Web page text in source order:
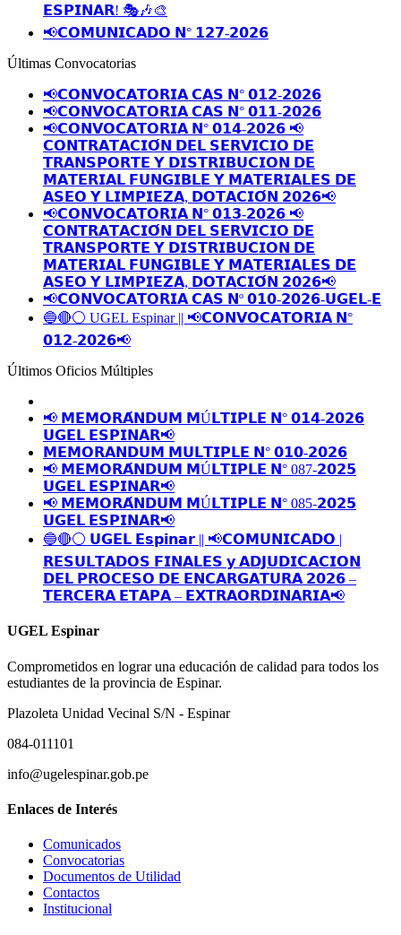
𝗘𝗦𝗣𝗜𝗡𝗔𝗥! 🎭🎶🎨
📢𝗖𝗢𝗠𝗨𝗡𝗜𝗖𝗔𝗗𝗢 𝗡° 𝟭𝟮𝟳-𝟮𝟬𝟮𝟲
Últimas Convocatorias
📢𝗖𝗢𝗡𝗩𝗢𝗖𝗔𝗧𝗢𝗥𝗜𝗔 𝗖𝗔𝗦 𝗡° 𝟬𝟭𝟮-𝟮𝟬𝟮𝟲
📢𝗖𝗢𝗡𝗩𝗢𝗖𝗔𝗧𝗢𝗥𝗜𝗔 𝗖𝗔𝗦 𝗡° 𝟬𝟭𝟭-𝟮𝟬𝟮𝟲
📢𝗖𝗢𝗡𝗩𝗢𝗖𝗔𝗧𝗢𝗥𝗜𝗔 𝗡° 𝟬𝟭𝟰-𝟮𝟬𝟮𝟲 📢
𝗖𝗢𝗡𝗧𝗥𝗔𝗧𝗔𝗖𝗜𝗢́𝗡 𝗗𝗘𝗟 𝗦𝗘𝗥𝗩𝗜𝗖𝗜𝗢 𝗗𝗘
𝗧𝗥𝗔𝗡𝗦𝗣𝗢𝗥𝗧𝗘 𝗬 𝗗𝗜𝗦𝗧𝗥𝗜𝗕𝗨𝗖𝗜𝗢𝗡 𝗗𝗘
𝗠𝗔𝗧𝗘𝗥𝗜𝗔𝗟 𝗙𝗨𝗡𝗚𝗜𝗕𝗟𝗘 𝗬 𝗠𝗔𝗧𝗘𝗥𝗜𝗔𝗟𝗘𝗦 𝗗𝗘
𝗔𝗦𝗘𝗢 𝗬 𝗟𝗜𝗠𝗣𝗜𝗘𝗭𝗔, 𝗗𝗢𝗧𝗔𝗖𝗜𝗢́𝗡 𝟮𝟬𝟮𝟲📢
📢𝗖𝗢𝗡𝗩𝗢𝗖𝗔𝗧𝗢𝗥𝗜𝗔 𝗡° 𝟬𝟭𝟯-𝟮𝟬𝟮𝟲 📢
𝗖𝗢𝗡𝗧𝗥𝗔𝗧𝗔𝗖𝗜𝗢́𝗡 𝗗𝗘𝗟 𝗦𝗘𝗥𝗩𝗜𝗖𝗜𝗢 𝗗𝗘
𝗧𝗥𝗔𝗡𝗦𝗣𝗢𝗥𝗧𝗘 𝗬 𝗗𝗜𝗦𝗧𝗥𝗜𝗕𝗨𝗖𝗜𝗢𝗡 𝗗𝗘
𝗠𝗔𝗧𝗘𝗥𝗜𝗔𝗟 𝗙𝗨𝗡𝗚𝗜𝗕𝗟𝗘 𝗬 𝗠𝗔𝗧𝗘𝗥𝗜𝗔𝗟𝗘𝗦 𝗗𝗘
𝗔𝗦𝗘𝗢 𝗬 𝗟𝗜𝗠𝗣𝗜𝗘𝗭𝗔, 𝗗𝗢𝗧𝗔𝗖𝗜𝗢́𝗡 𝟮𝟬𝟮𝟲📢
📢𝗖𝗢𝗡𝗩𝗢𝗖𝗔𝗧𝗢𝗥𝗜𝗔 𝗖𝗔𝗦 𝗡º 𝟬𝟭𝟬-𝟮𝟬𝟮𝟲-𝗨𝗚𝗘𝗟-𝗘
🔵🔴⚪️ UGEL Espinar || 📢𝗖𝗢𝗡𝗩𝗢𝗖𝗔𝗧𝗢𝗥𝗜𝗔 𝗡°
𝟬𝟭𝟮-𝟮𝟬𝟮𝟲📢
Últimos Oficios Múltiples
📢 𝗠𝗘𝗠𝗢𝗥𝗔́𝗡𝗗𝗨𝗠 𝗠Ú𝗟𝗧𝗜𝗣𝗟𝗘 𝗡° 𝟬𝟭𝟰-𝟮𝟬𝟮𝟲
𝗨𝗚𝗘𝗟 𝗘𝗦𝗣𝗜𝗡𝗔𝗥📢
𝗠𝗘𝗠𝗢𝗥𝗔𝗡𝗗𝗨𝗠 𝗠𝗨𝗟𝗧𝗜𝗣𝗟𝗘 𝗡° 𝟬𝟭𝟬-𝟮𝟬𝟮𝟲
📢 𝗠𝗘𝗠𝗢𝗥𝗔́𝗡𝗗𝗨𝗠 𝗠Ú𝗟𝗧𝗜𝗣𝗟𝗘 𝗡° 087-𝟮𝟬𝟮𝟱
𝗨𝗚𝗘𝗟 𝗘𝗦𝗣𝗜𝗡𝗔𝗥📢
📢 𝗠𝗘𝗠𝗢𝗥𝗔́𝗡𝗗𝗨𝗠 𝗠Ú𝗟𝗧𝗜𝗣𝗟𝗘 𝗡° 085-𝟮𝟬𝟮𝟱
𝗨𝗚𝗘𝗟 𝗘𝗦𝗣𝗜𝗡𝗔𝗥📢
🔵🔴⚪️ 𝗨𝗚𝗘𝗟 𝗘𝘀𝗽𝗶𝗻𝗮𝗿 || 📢𝗖𝗢𝗠𝗨𝗡𝗜𝗖𝗔𝗗𝗢 |
𝗥𝗘𝗦𝗨𝗟𝗧𝗔𝗗𝗢𝗦 𝗙𝗜𝗡𝗔𝗟𝗘𝗦 𝘆 𝗔𝗗𝗝𝗨𝗗𝗜𝗖𝗔𝗖𝗜𝗢𝗡
𝗗𝗘𝗟 𝗣𝗥𝗢𝗖𝗘𝗦𝗢 𝗗𝗘 𝗘𝗡𝗖𝗔𝗥𝗚𝗔𝗧𝗨𝗥𝗔 𝟮𝟬𝟮𝟲 –
𝗧𝗘𝗥𝗖𝗘𝗥𝗔 𝗘𝗧𝗔𝗣𝗔 – 𝗘𝗫𝗧𝗥𝗔𝗢𝗥𝗗𝗜𝗡𝗔𝗥𝗜𝗔📢
UGEL Espinar
Comprometidos en lograr una educación de calidad para todos los
estudiantes de la provincia de Espinar.
Plazoleta Unidad Vecinal S/N - Espinar
084-011101
info@ugelespinar.gob.pe
Enlaces de Interés
Comunicados
Convocatorias
Documentos de Utilidad
Contactos
Institucional